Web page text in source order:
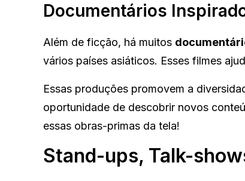
Documentários
Além de ficção, há muitos
vários países asiáticos. Esses filmes
Essas produções promovem a
oportunidade de descobrir novos
essas obras-primas da tela!
Stand-ups, Talk-